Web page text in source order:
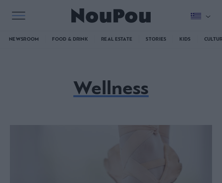
NEWSROOM FOOD & DRINK REAL ESTATE STORIES KIDS
Wellness